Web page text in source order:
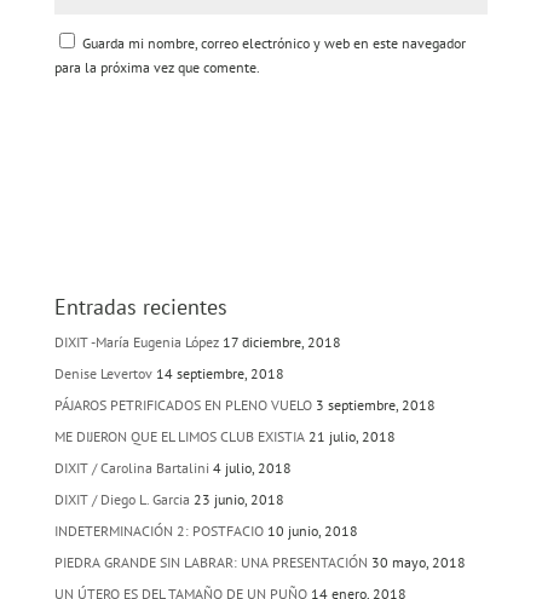
Guarda mi nombre, correo electrónico y web en este navegador
para la próxima vez que comente.
Entradas recientes
DIXIT -María Eugenia López 17 diciembre, 2018
Denise Levertov 14 septiembre, 2018
PÁJAROS PETRIFICADOS EN PLENO VUELO 3 septiembre, 2018
ME DIJERON QUE EL LIMOS CLUB EXISTIA 21 julio, 2018
DIXIT / Carolina Bartalini 4 julio, 2018
DIXIT / Diego L. Garcia 23 junio, 2018
INDETERMINACIÓN 2: POSTFACIO 10 junio, 2018
PIEDRA GRANDE SIN LABRAR: UNA PRESENTACIÓN 30 mayo, 2018
UN ÚTERO ES DEL TAMAÑO DE UN PUÑO 14 enero, 2018